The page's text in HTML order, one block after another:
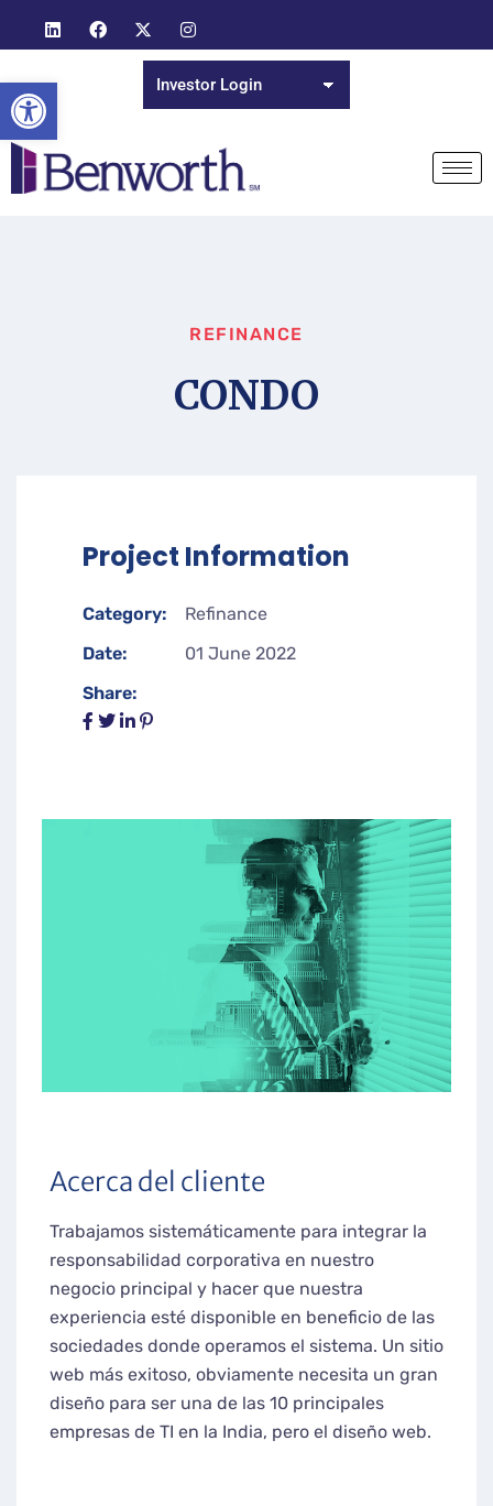
Open toolbar
REFINANCE
CONDO
Project Information
Category:
Refinance
Date:
01 June 2022
Share:
Acerca del cliente
Trabajamos sistemáticamente para integrar la
responsabilidad corporativa en nuestro
negocio principal y hacer que nuestra
experiencia esté disponible en beneficio de las
sociedades donde operamos el sistema. Un sitio
web más exitoso, obviamente necesita un gran
diseño para ser una de las 10 principales
empresas de TI en la India, pero el diseño web.